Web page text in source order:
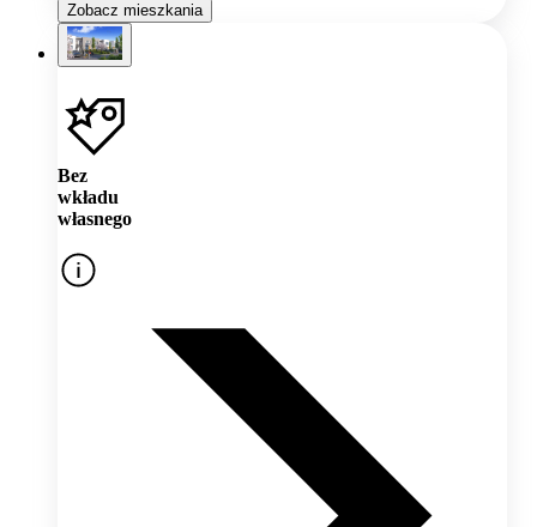
Zobacz mieszkania
Bez
wkładu
własnego